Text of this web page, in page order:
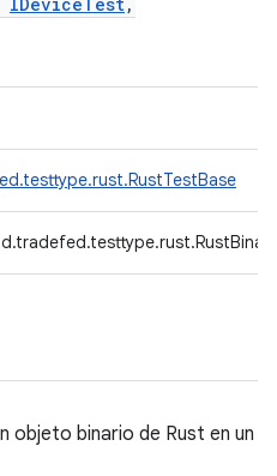
objeto binario de Rust en un